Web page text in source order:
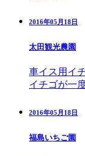
2016年05月18日
太田観光農園
車イス用イ
イチゴが一
2016年05月18日
福島いちご園